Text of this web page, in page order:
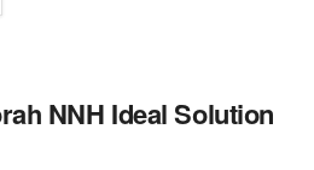
NNH Ideal Solution